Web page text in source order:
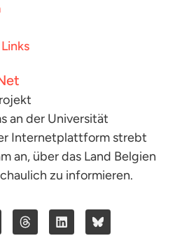
an der Universität
Internetplattform strebt
an, über das Land Belgien
zu informieren.